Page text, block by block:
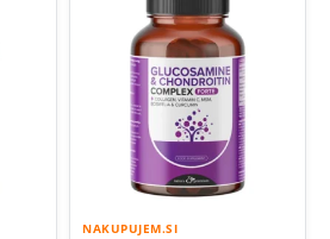
NAKUPUJEM.SI